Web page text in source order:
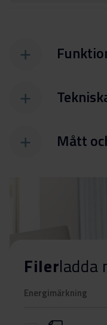
Mått
Filerladda
Energimärkning